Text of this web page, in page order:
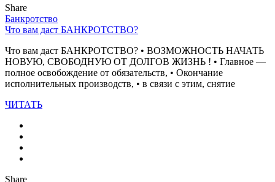
Share
Банкротство
Что вам даст БАНКРОТСТВО?
Что вам даст БАНКРОТСТВО? • ВОЗМОЖНОСТЬ НАЧАТЬ
НОВУЮ, СВОБОДНУЮ ОТ ДОЛГОВ ЖИЗНЬ ! • Главное —
полное освобождение от обязательств, • Окончание
исполнительных производств, • в связи с этим, снятие
ЧИТАТЬ
Share